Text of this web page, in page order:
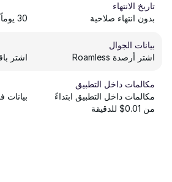
تاريخ الانتهاء
بدون انتهاء صلاحية
30 يوماً
بيانات الجوال
اشتر أرصدة Roamless
اشتر
مكالمات داخل التطبيق
مكالمات داخل التطبيق ابتداءً
من 0.01$ للدقيقة
بيانات